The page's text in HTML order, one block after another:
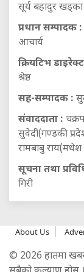
सूर्य बहादुर खड्का
प्रधान सम्पादक :
आचार्य
क्रियटिभ
श्रेष्ठ
सह-सम्पादक :
संवाददाता :
सुवेदी(गण्डकी
रामबाबु राय(मधेश
सूचना तथा
गिरी
About Us
© 2026 हातमा